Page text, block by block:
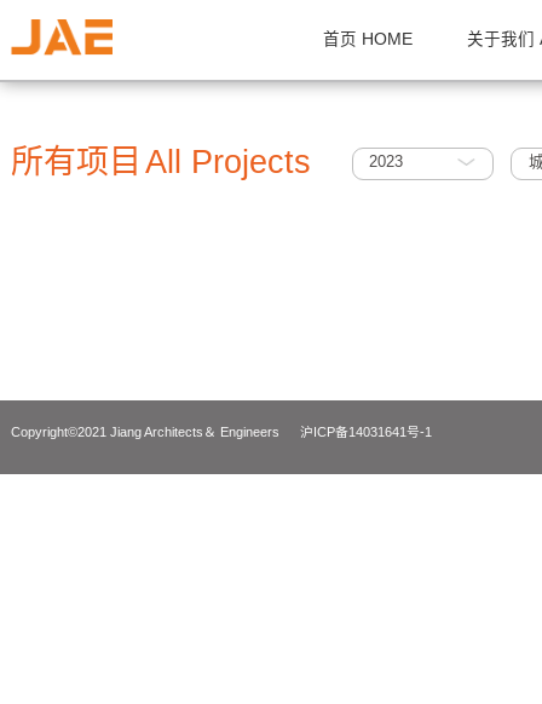
首页 HOME 关
所有项目 All Projects 2023
Copyright©2021 Jiang Architects＆ Engineers 沪ICP备14031641号-1